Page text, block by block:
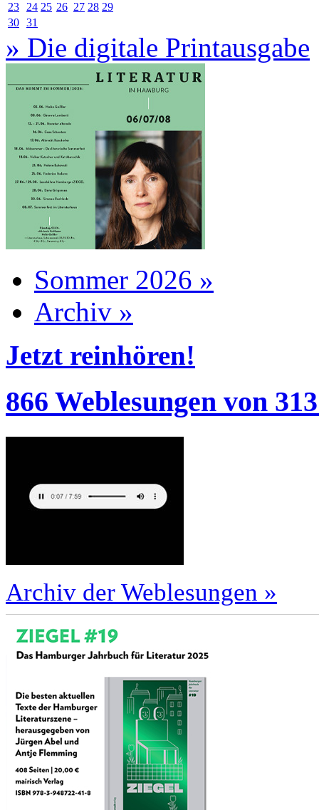
23
24 25 26 27 28 29
30 31
» Die digitale Printausgabe
Sommer 2026 »
Archiv »
Jetzt reinhören!
866 Weblesungen von
Archiv der Weblesungen »